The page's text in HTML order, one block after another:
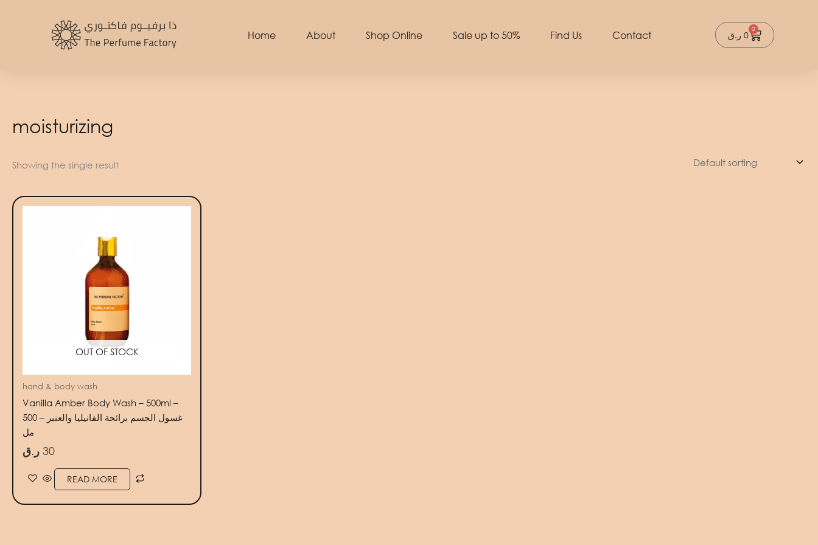
Home About Shop Online Sale up to 50% Find Us Contact 0 ر.ق 0
Cart
moisturizing
Showing the single result
OUT OF STOCK
hand & body wash
Vanilla Amber Body Wash – 500ml –
غسول الجسم برائحة الفانيليا والعنبر – 500
مل
30 ر.ق
READ MORE